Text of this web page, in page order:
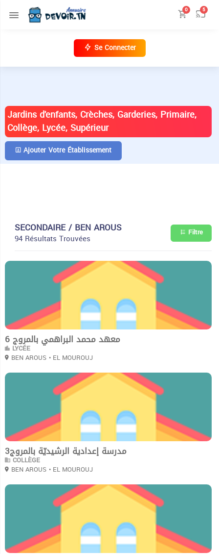
0 5
Se Connecter
Jardins d'enfants, Crèches, Garderies, Primaire,
Collège, Lycée, Supérieur
Ajouter Votre Établissement
SECONDAIRE / BEN AROUS
94 Résultats Trouvées Filtre
معهد محمد البراهمي بالمروج 6
LYCÉE
BEN AROUS • EL MOUROUJ
مدرسة إعدادية الرشيديّة بالمروج3
COLLÈGE
BEN AROUS • EL MOUROUJ